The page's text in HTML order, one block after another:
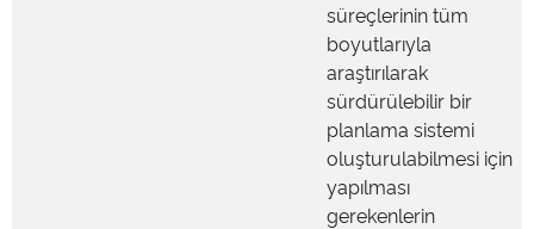
süreçlerinin tüm
boyutlarıyla
araştırılarak
sürdürülebilir bir
planlama sistemi
oluşturulabilmesi için
yapılması
gerekenlerin